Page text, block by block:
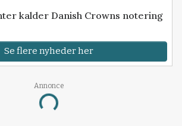
kalder Danish Crowns notering
Se flere nyheder her
Annonce
Loading...